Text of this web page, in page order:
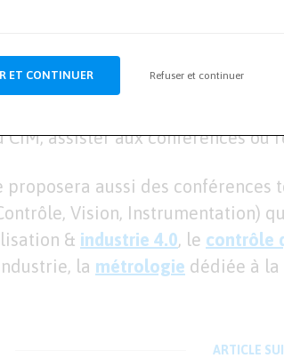
ET CONTINUER Refuser et continuer
contrôle, vision,
d’information, dont le Village
CIM, assister aux conférences ou
proposera aussi des conférences
Vision, Instrumentation)
& industrie 4.0, le contrôle
la métrologie dédiée à
ARTICLE